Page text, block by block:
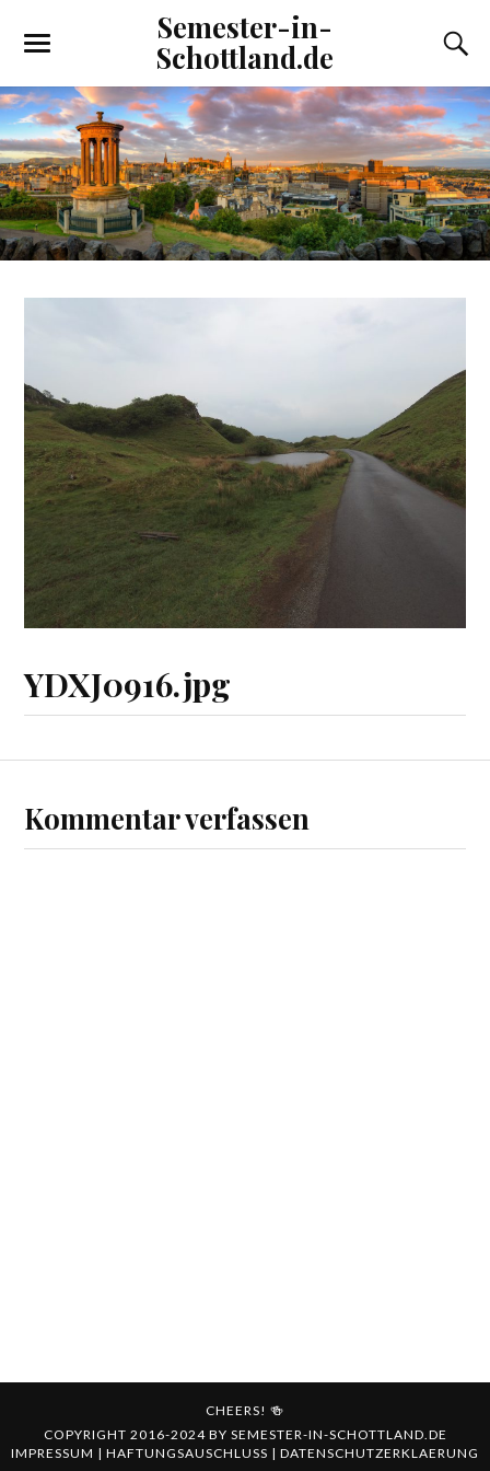
Semester-in-
Schottland.de
YDXJ0916.jpg
Kommentar verfassen
CHEERS! 🍻
COPYRIGHT 2016-2024 BY SEMESTER-IN-SCHOTTLAND.DE
IMPRESSUM | HAFTUNGSAUSCHLUSS | DATENSCHUTZERKLAERUNG